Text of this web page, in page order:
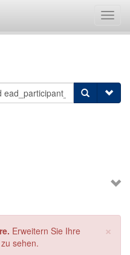
×
Erweitern Sie Ihre
sehen.